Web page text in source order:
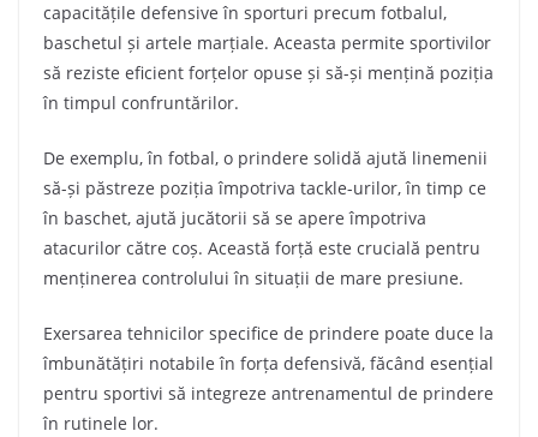
capacitățile defensive în sporturi precum fotbalul,
baschetul și artele marțiale. Aceasta permite sportivilor
să reziste eficient forțelor opuse și să-și mențină poziția
în timpul confruntărilor.
De exemplu, în fotbal, o prindere solidă ajută linemenii
să-și păstreze poziția împotriva tackle-urilor, în timp ce
în baschet, ajută jucătorii să se apere împotriva
atacurilor către coș. Această forță este crucială pentru
menținerea controlului în situații de mare presiune.
Exersarea tehnicilor specifice de prindere poate duce la
îmbunătățiri notabile în forța defensivă, făcând esențial
pentru sportivi să integreze antrenamentul de prindere
în rutinele lor.